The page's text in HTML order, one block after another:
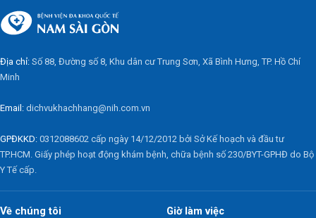
Địa chỉ: Số 88, Đường số 8, Khu dân cư Trung Sơn, Xã Bình Hưng, TP. Hồ Chí
Minh
Email: dichvukhachhang@nih.com.vn
GPĐKKD: 0312088602 cấp ngày 14/12/2012 bởi Sở Kế hoạch và đầu tư
TP.HCM. Giấy phép hoạt động khám bệnh, chữa bệnh số 230/BYT-GPHĐ do Bộ
Y Tế cấp.
Về chúng tôi Giờ làm việc